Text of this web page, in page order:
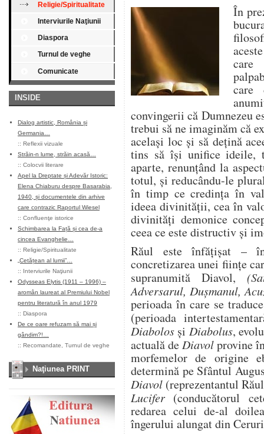
Religie/Spiritualitate
Interviurile Naţiunii
Diaspora
Turnul de veghe
Comunicate
INSIDE
Dialog artistic, România și
Germania…
:: Reflexii vizuale
Străin-n lume, străin acasă…
:: Colocvii literare
Apel la Dreptate și Adevăr Istoric:
Elena Chiaburu despre Basarabia,
1940, și documentele din arhive
care contrazic Raportul Wiesel
:: Confluenţe istorice
Schimbarea la Față și cea de-a
cincea Evanghelie…
:: Religie/Spiritualitate
„Cetățean al lumii”…
:: Interviurile Naţiunii
Odysseas Elytis (1911 – 1996) –
aromân laureat al Premiului Nobel
pentru literatură în anul 1979
:: Diaspora
De ce oare refuzam să mai și
gândim?!…
:: Recomandate Turnul de veghe
Naţiunea PRINT
În
care
care
convingerii că Dumnezeu
trebui să ne imaginăm că
același loc și să dețină
tins să își unifice ideile,
aparte, renunțând la
totul, și reducându-le
în timp ce credința în
ideea divinității, cea în
divinități demonice
ceea ce este distructiv și
Răul este înfățișat –
concretizarea unei ființe
supranumită Diavol,
Adversarul, Dușmanul,
perioada în care se
(perioada
Diabolos și Diabolus,
actuală deDiavolprovine
morfemelor de origine
determină pe Sfântul
Diavol (reprezentantul
Lucifer (conducătorul
redarea celui de-al
îngerului alungat din